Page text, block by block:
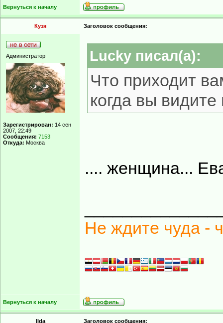
Вернуться к началу
Кузя Заголовок сообщения:
Администратор
Зарегистрирован: 14 сен
2007, 22:49
Сообщения: 7153
Откуда: Москва
Lucky писал(а):
Что приходит
когда вы
.... женщина...
Не ждите чуда -
Вернуться к началу
Ilda Заголовок сообщения: